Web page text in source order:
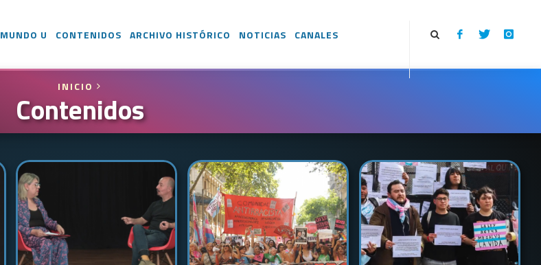
MUNDO U CONTENIDOS ARCHIVO HISTÓRICO NOTICIAS
CANALES
INICIO
Contenidos